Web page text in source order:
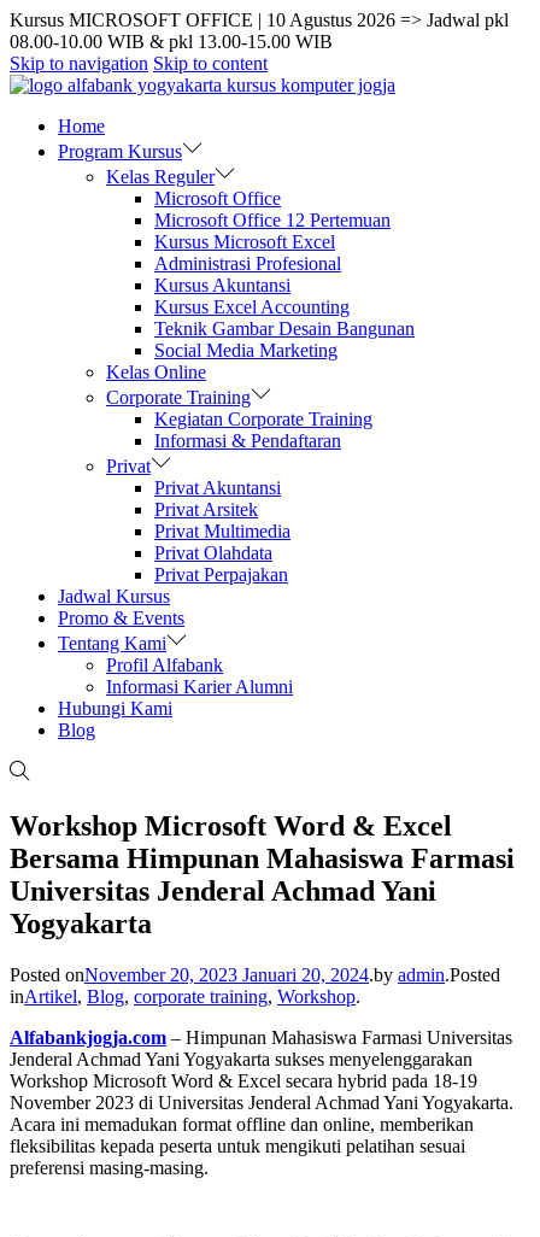
Kursus MICROSOFT OFFICE | 10 Agustus 2026 => Jadwal pkl
08.00-10.00 WIB & pkl 13.00-15.00 WIB
Skip to navigation Skip to content
Home
Program Kursus
Kelas Reguler
Microsoft Office
Microsoft Office 12 Pertemuan
Kursus Microsoft Excel
Administrasi Profesional
Kursus Akuntansi
Kursus Excel Accounting
Teknik Gambar Desain Bangunan
Social Media Marketing
Kelas Online
Corporate Training
Kegiatan Corporate Training
Informasi & Pendaftaran
Privat
Privat Akuntansi
Privat Arsitek
Privat Multimedia
Privat Olahdata
Privat Perpajakan
Jadwal Kursus
Promo & Events
Tentang Kami
Profil Alfabank
Informasi Karier Alumni
Hubungi Kami
Blog
Workshop Microsoft Word & Excel
Bersama Himpunan Mahasiswa Farmasi
Universitas Jenderal Achmad Yani
Yogyakarta
Posted onNovember 20, 2023 Januari 20, 2024.by admin.Posted
inArtikel, Blog, corporate training, Workshop.
Alfabankjogja.com – Himpunan Mahasiswa Farmasi Universitas
Jenderal Achmad Yani Yogyakarta sukses menyelenggarakan
Workshop Microsoft Word & Excel secara hybrid pada 18-19
November 2023 di Universitas Jenderal Achmad Yani Yogyakarta.
Acara ini memadukan format offline dan online, memberikan
fleksibilitas kepada peserta untuk mengikuti pelatihan sesuai
preferensi masing-masing.